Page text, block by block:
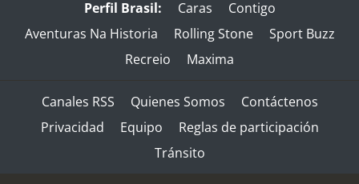
Perfil Brasil: Caras
Contigo
Aventuras Na Historia
Rolling Stone
Sport Buzz
Recreio
Maxima
Canales RSS Quienes Somos
Contáctenos
Privacidad
Equipo
Reglas de participación
Tránsito